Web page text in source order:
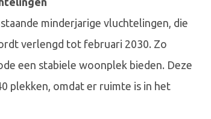
minderjarige vluchtelingen, die
verlengd tot februari 2030. Zo
een stabiele woonplek bieden. Deze
plekken, omdat er ruimte is in het